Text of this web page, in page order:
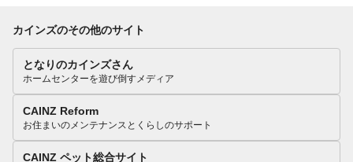
カインズのその他のサイト
となりのカインズさん
ホームセンターを遊び倒すメディア
CAINZ Reform
お住まいのメンテナンスとくらしのサポート
CAINZ ペット総合サイト